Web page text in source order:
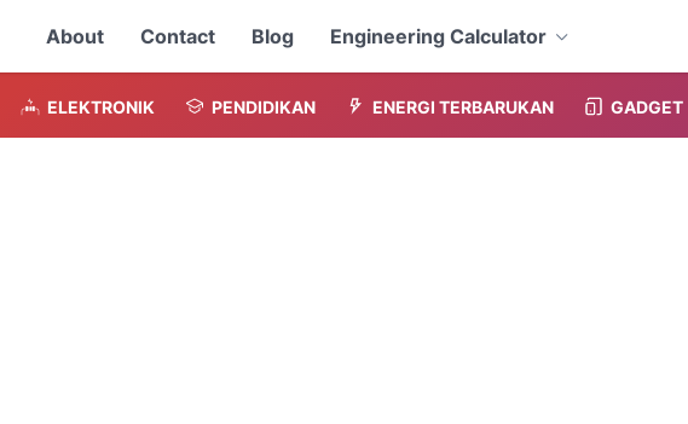
About Contact Blog Engineering Calculator
ELEKTRONIK PENDIDIKAN ENERGI TERBARUKAN GADGET